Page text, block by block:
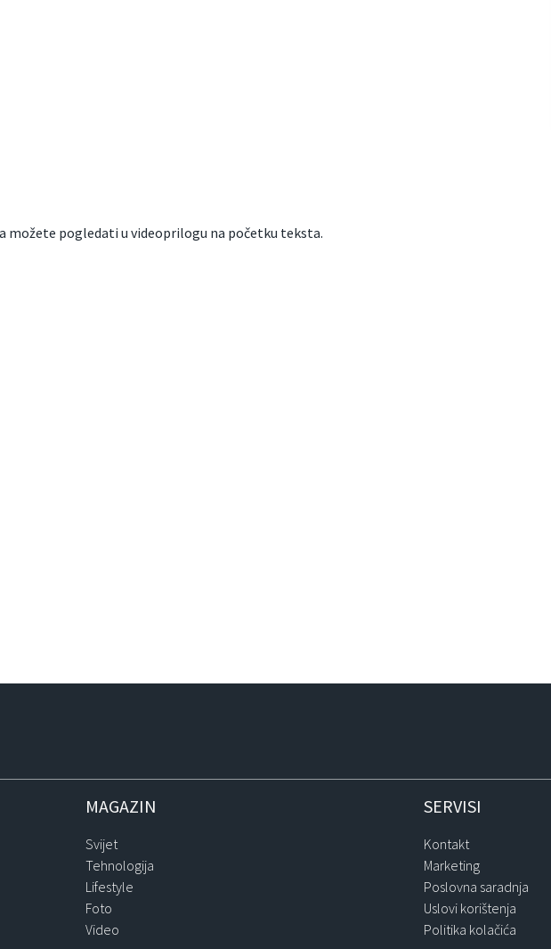
možete pogledati u videoprilogu na početku teksta.
MAGAZIN
Svijet
Tehnologija
Lifestyle
Foto
Video
SERVISI
Kontakt
Marketing
Poslovna saradnja
Uslovi korištenja
Politika kolačića